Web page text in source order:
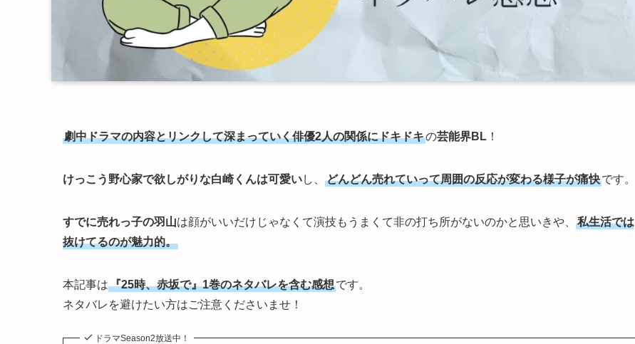
劇中ドラマの内容とリンクして深まっていく俳優2人の関係にドキドキの芸能界BL ！
けっこう野心家で欲しがりな白崎くんは可愛いし、 どんどん売れていって周囲の反応が変わる様子が痛快です。
すでに売れっ子の羽山は顔がいいだけじゃなくて演技もうまくて非の打ち所がないのかと思いきや、
私生活では
抜けてるのが魅力的。
本記事は『25時、赤坂で』1巻のネタバレを含む感想です。
ネタバレを避けたい方はご注意くださいませ！
ドラマSeason2放送中！